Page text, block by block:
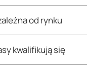
od rynku
kwalifikują się